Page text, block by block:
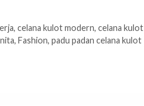
, celana kulot modern, celana kulot
, Fashion, padu padan celana kulot